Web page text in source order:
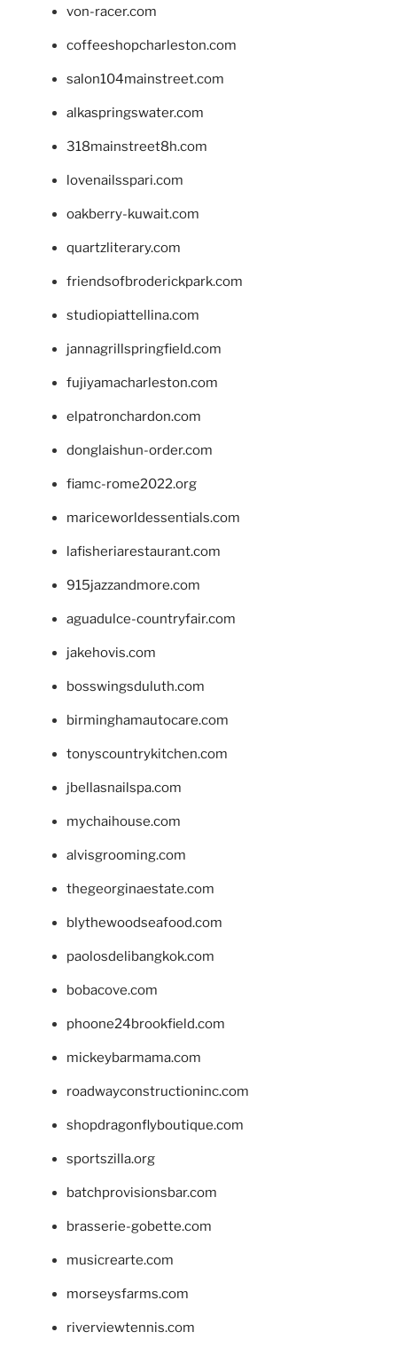
von-racer.com
coffeeshopcharleston.com
salon104mainstreet.com
alkaspringswater.com
318mainstreet8h.com
lovenailsspari.com
oakberry-kuwait.com
quartzliterary.com
friendsofbroderickpark.com
studiopiattellina.com
jannagrillspringfield.com
fujiyamacharleston.com
elpatronchardon.com
donglaishun-order.com
fiamc-rome2022.org
mariceworldessentials.com
lafisheriarestaurant.com
915jazzandmore.com
aguadulce-countryfair.com
jakehovis.com
bosswingsduluth.com
birminghamautocare.com
tonyscountrykitchen.com
jbellasnailspa.com
mychaihouse.com
alvisgrooming.com
thegeorginaestate.com
blythewoodseafood.com
paolosdelibangkok.com
bobacove.com
phoone24brookfield.com
mickeybarmama.com
roadwayconstructioninc.com
shopdragonflyboutique.com
sportszilla.org
batchprovisionsbar.com
brasserie-gobette.com
musicrearte.com
morseysfarms.com
riverviewtennis.com